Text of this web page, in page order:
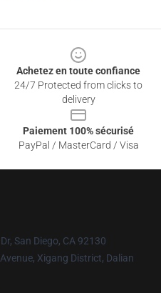
Achetez en toute confiance
24/7 Protected from clicks to
delivery
Paiement 100% sécurisé
PayPal / MasterCard / Visa
San Diego, CA 92130
Xigang District, Dalian